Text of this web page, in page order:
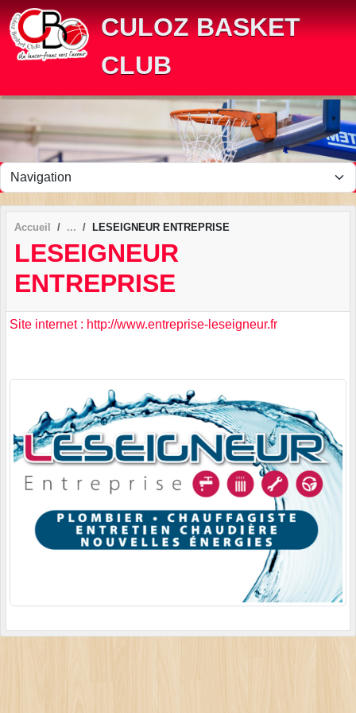
CULOZ BASKET
CLUB
Accueil LESEIGNEUR ENTREPRISE
LESEIGNEUR
ENTREPRISE
Site internet : http://www.entreprise-leseigneur.fr
Panneau de gestion des cookies